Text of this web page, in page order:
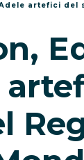
artefici del